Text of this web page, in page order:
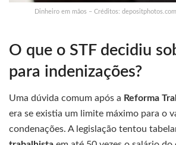
Dinheiro em mãos – Créditos:
O que o STF decidiu
para indenizações?
Uma dúvida comum após a Reforma
era se existia um limite máximo para o
condenações. A legislação tentou